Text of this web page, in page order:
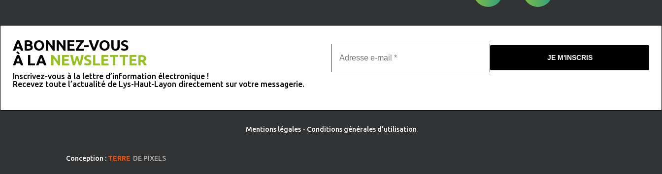
ABONNEZ-VOUS
À LA NEWSLETTER
Inscrivez-vous à la lettre d’information électronique !
Recevez toute l’actualité de Lys-Haut-Layon directement sur votre messagerie.
Mentions légales- Conditions générales d’utilisation
Conception : TERRE DE PIXELS